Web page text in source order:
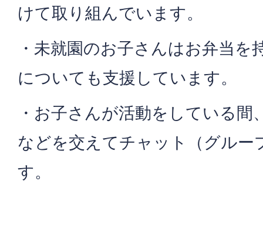
けて取り組んでいます。
・未就園のお子さんはお弁当を
についても支援しています。
・お子さんが活動をしている間
などを交えてチャット（グルー
す。